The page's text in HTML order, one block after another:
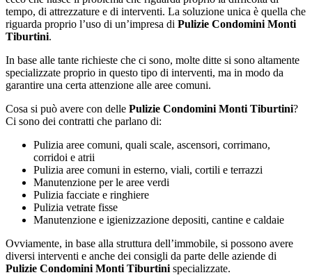
tempo, di attrezzature e di interventi. La soluzione unica è quella che
riguarda proprio l’uso di un’impresa di Pulizie Condomini Monti
Tiburtini.
In base alle tante richieste che ci sono, molte ditte si sono altamente
specializzate proprio in questo tipo di interventi, ma in modo da
garantire una certa attenzione alle aree comuni.
Cosa si può avere con delle Pulizie Condomini Monti Tiburtini?
Ci sono dei contratti che parlano di:
Pulizia aree comuni, quali scale, ascensori, corrimano,
corridoi e atrii
Pulizia aree comuni in esterno, viali, cortili e terrazzi
Manutenzione per le aree verdi
Pulizia facciate e ringhiere
Pulizia vetrate fisse
Manutenzione e igienizzazione depositi, cantine e caldaie
Ovviamente, in base alla struttura dell’immobile, si possono avere
diversi interventi e anche dei consigli da parte delle aziende di
Pulizie Condomini Monti Tiburtini specializzate.